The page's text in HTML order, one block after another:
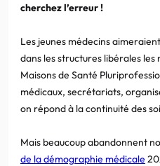
cherchez l’erreur !
Les jeunes médecins
dans les structures libérales
Maisons de Santé
médicaux, secrétariats,
on répond à la continuité des
Mais beaucoup abandonnent
de la démographie médicale